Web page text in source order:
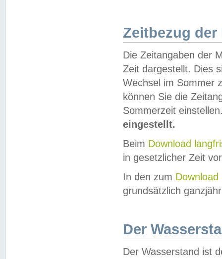
Zeitbezug der
Die Zeitangaben der
Zeit dargestellt. Dies
Wechsel im Sommer
können Sie die
Sommerzeit
eingestellt.
Beim Download
in gesetzlicher Zeit
In den zum Download
grundsätzlich
Der
Der Wasserstand ist